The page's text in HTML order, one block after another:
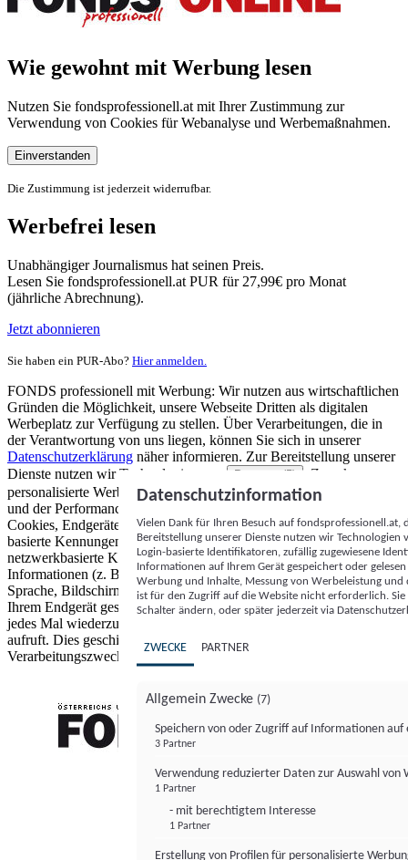
Wie gewohnt mit Werbung lesen
Nutzen Sie fondsprofessionell.at mit Ihrer Zustimmung zur
Verwendung von Cookies für Webanalyse und Werbemaßnahmen.
Einverstanden
Die Zustimmung ist jederzeit widerrufbar.
Werbefrei lesen
Unabhängiger Journalismus hat seinen Preis.
Lesen Sie fondsprofessionell.at PUR für 27,99€ pro Monat
(jährliche Abrechnung).
Jetzt abonnieren
Sie haben ein PUR-Abo? Hier anmelden.
FONDS professionell mit Werbung: Wir nutzen aus wirtschaftlichen
Gründen die Möglichkeit, unsere Webseite Dritten als digitalen
Werbeplatz zur Verfügung zu stellen. Über Verarbeitungen, die in
der Verantwortung von uns liegen, können Sie sich in unserer
Datenschutzerklärung näher informieren. Zur Bereitstellung unserer
Dienste nutzen wir Technologien von
Partnern (5)
. Zwecke:
personalisierte Werbung und Inhalte, Messung von Werbeleistung
und der Performance von Inhalten sowie Zielgruppenforschung.
Cookies, Endgeräte- oder ähnliche Online-Kennungen (z. B. login-
basierte Kennungen, zufällig generierte Kennungen,
netzwerkbasierte Kennungen) können zusammen mit anderen
Informationen (z. B. Browsertyp und Browserinformationen,
Sprache, Bildschirmgröße, unterstützte Technologien usw.) auf
Ihrem Endgerät gespeichert oder von dort ausgelesen werden, um es
jedes Mal wiederzuerkennen, wenn es eine App oder einer Webseite
aufruft. Dies geschieht für einen oder mehrere der hier aufgeführten
Verarbeitungszwecke.
Datenschutzinformation
Vielen Dank für Ihren Besuch auf
Bereitstellung unserer Dienste nutzen wir Technologien
Login-basierte Identifikatoren, zufällig zugewiesene
Informationen auf Ihrem Gerät gespeichert oder
Werbung und Inhalte, Messung von Werbeleistung
ist für den Zugriff auf die Website nicht erforderlich.
Schalter ändern, oder später jederzeit via
ZWECKE PARTNER
Allgemein Zwecke (7)
Speichern von oder Zugriff auf Informationen auf
3 Partner
Verwendung reduzierter Daten zur Auswahl von
1 Partner
- mit berechtigtem Interesse
1 Partner
Erstellung von Profilen für personalisierte
FONDS professionell